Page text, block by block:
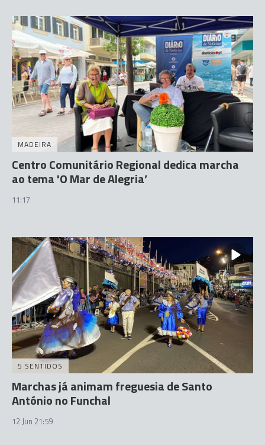
MADEIRA
Centro Comunitário Regional dedica marcha
ao tema 'O Mar de Alegria’
11:17
5 SENTIDOS
Marchas já animam freguesia de Santo
António no Funchal
12 Jun 21:59